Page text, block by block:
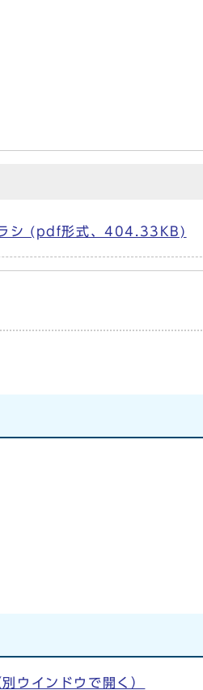
ラシ (pdf形式、404.33KB)
別ウインドウで開く）